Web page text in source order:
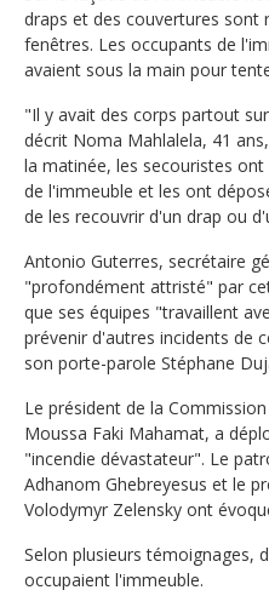
draps et des couvertures sont
fenêtres. Les occupants de
avaient sous la main pour
"Il y avait des corps partout
décrit Noma Mahlalela, 41
la matinée, les secouristes
de l'immeuble et les ont
de les recouvrir d'un drap ou
Antonio Guterres, secrétaire
"profondément attristé" par
que ses équipes "travaillent
prévenir d'autres incidents de
son porte-parole Stéphane
Le président de la
Moussa Faki Mahamat, a
"incendie dévastateur". Le
Adhanom Ghebreyesus et le
Volodymyr Zelensky ont
Selon plusieurs témoignages,
occupaient l'immeuble.